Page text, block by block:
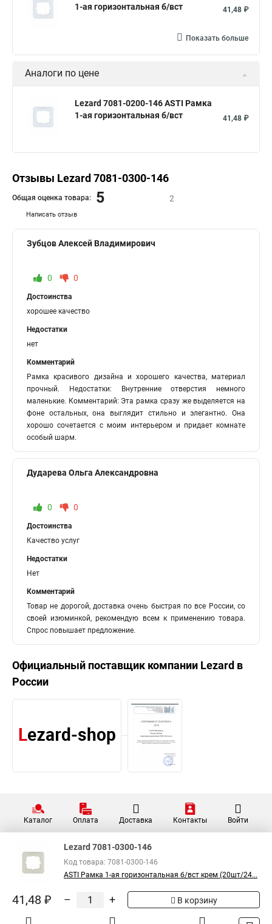
1-ая горизонтальная б/вст
41,48 ₽
Показать больше
Аналоги по цене
Lezard 7081-0200-146 ASTI Рамка
1-ая горизонтальная б/вст
41,48 ₽
Отзывы Lezard 7081-0300-146
Написать отзыв
Общая оценка товара: 5 2
Зубцов Алексей Владимирович
0 0
Достоинства
хорошее качество
Недостатки
нет
Комментарий
Рамка красивого дизайна и хорошего качества, материал
прочный. Недостатки: Внутренние отверстия немного
маленькие. Комментарий: Эта рамка сразу же выделяется на
фоне остальных, она выглядит стильно и элегантно. Она
хорошо сочетается с моим интерьером и придает комнате
особый шарм.
Дударева Ольга Александровна
0 0
Достоинства
Качество услуг
Недостатки
Нет
Комментарий
Товар не дорогой, доставка очень быстрая по все России, со
своей изюминкой, рекомендую всем к применению товара.
Спрос повышает предложение.
Официальный поставщик компании Lezard в
России
Каталог Оплата Доставка Контакты Войти
Lezard 7081-0300-146
Код товара: 7081-0300-146
ASTI Рамка 1-ая горизонтальная б/вст крем (20шт/24...
41,48 ₽ – + В корзину